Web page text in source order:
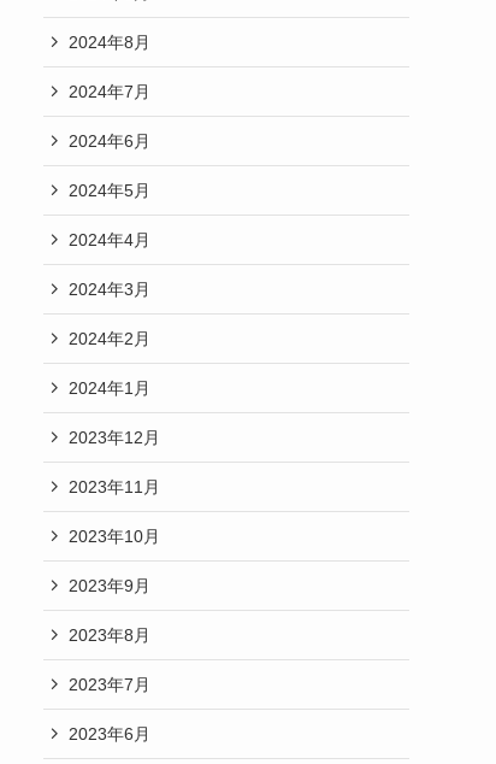
2024年8月
2024年7月
2024年6月
2024年5月
2024年4月
2024年3月
2024年2月
2024年1月
2023年12月
2023年11月
2023年10月
2023年9月
2023年8月
2023年7月
2023年6月